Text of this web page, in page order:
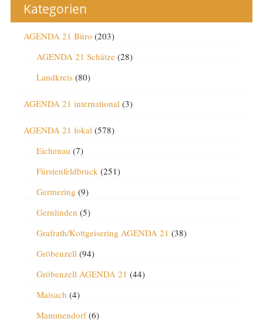
Kategorien
AGENDA 21 Büro (203)
AGENDA 21 Schätze(28)
Landkreis(80)
AGENDA 21 international(3)
AGENDA 21 lokal(578)
Eichenau (7)
Fürstenfeldbruck(251)
Germering (9)
Gernlinden (5)
Grafrath/Kottgeisering AGENDA 21 (38)
Gröbenzell(94)
Gröbenzell AGENDA 21 (44)
Maisach (4)
Mammendorf(6)